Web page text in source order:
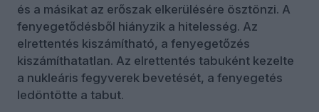
és a másikat az erőszak elkerülésére ösztönzi. A
fenyegetődésből hiányzik a hitelesség. Az
elrettentés kiszámítható, a fenyegetőzés
kiszámíthatatlan. Az elrettentés tabuként kezelte
a nukleáris fegyverek bevetését, a fenyegetés
ledöntötte a tabut.